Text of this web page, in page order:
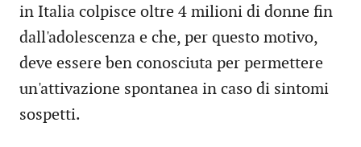
in Italia colpisce oltre 4 milioni di donne fin
dall'adolescenza e che, per questo motivo,
deve essere ben conosciuta per permettere
un'attivazione spontanea in caso di sintomi
sospetti.